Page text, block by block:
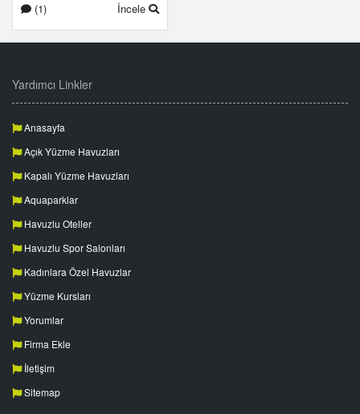
(1) İncele
Yardımcı Linkler
Anasayfa
Açık Yüzme Havuzları
Kapalı Yüzme Havuzları
Aquaparklar
Havuzlu Oteller
Havuzlu Spor Salonları
Kadınlara Özel Havuzlar
Yüzme Kursları
Yorumlar
Firma Ekle
İletişim
Sitemap